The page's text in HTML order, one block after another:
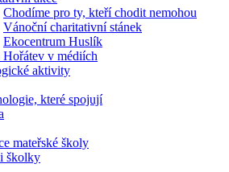
Chodíme pro ty, kteří chodit nemohou
Vánoční charitativní stánek
Ekocentrum Huslík
Hořátev v médiích
aktivity
které spojují
mateřské školy
školky